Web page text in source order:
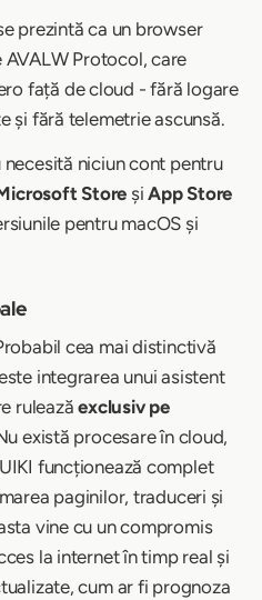
prezintă ca un browser
Protocol, care
față de cloud - fără logare
și fără telemetrie ascunsă.
niciun cont pentru
Store șiApp Store
pentru macOS și
cea mai distinctivă
integrarea unui asistent
ruleazăexclusiv pe
există procesare în cloud,
funcționează complet
paginilor, traduceri și
vine cu un compromis
la internet în timp real și
cum ar fi prognoza